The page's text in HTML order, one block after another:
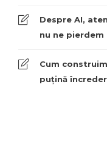
Despre AI,
nu ne
Cum
puțină